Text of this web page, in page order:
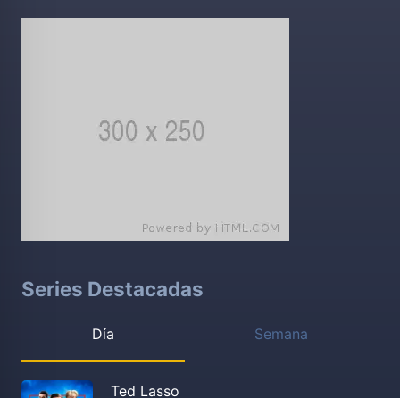
Series Destacadas
Día Semana
Ted Lasso